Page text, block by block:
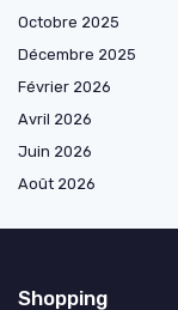
Octobre 2025
Décembre 2025
Février 2026
Avril 2026
Juin 2026
Août 2026
Shopping